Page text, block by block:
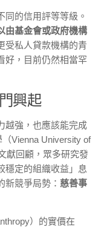
同的信用評等等級。
由基金會或政府機構
受私人貸款機構的青
好，目前仍然相當罕
興起
越強，也應該能完成
Vienna University of
獻回顧，眾多研究發
穩定的組織收益」息
新競爭局勢： 慈善事
）的實價在